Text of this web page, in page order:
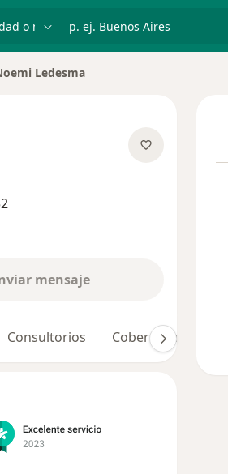
de ciudad
Ledesma
mensaje
Consultorios Coberturas médicas